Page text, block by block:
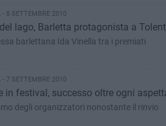
- 8 SETTEMBRE 2010
lago, Barletta protagonista a
barlettana Ida Vinella tra i premiati
- 7 SETTEMBRE 2010
in festival, successo oltre ogni
degli organizzatori nonostante il rinvio